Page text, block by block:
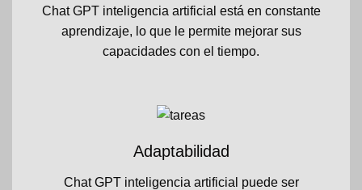
Chat GPT inteligencia artificial está en constante
aprendizaje, lo que le permite mejorar sus
capacidades con el tiempo.
Adaptabilidad
Chat GPT inteligencia artificial puede ser